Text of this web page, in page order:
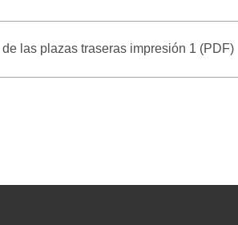
las plazas traseras impresión 1 (PDF)